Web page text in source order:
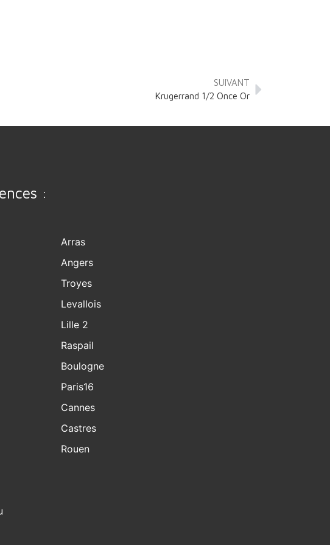
SUIVANT
Krugerrand 1/2 Once Or
:
Arras
Angers
Troyes
Levallois
Lille 2
Raspail
Boulogne
Paris16
Cannes
Castres
Rouen